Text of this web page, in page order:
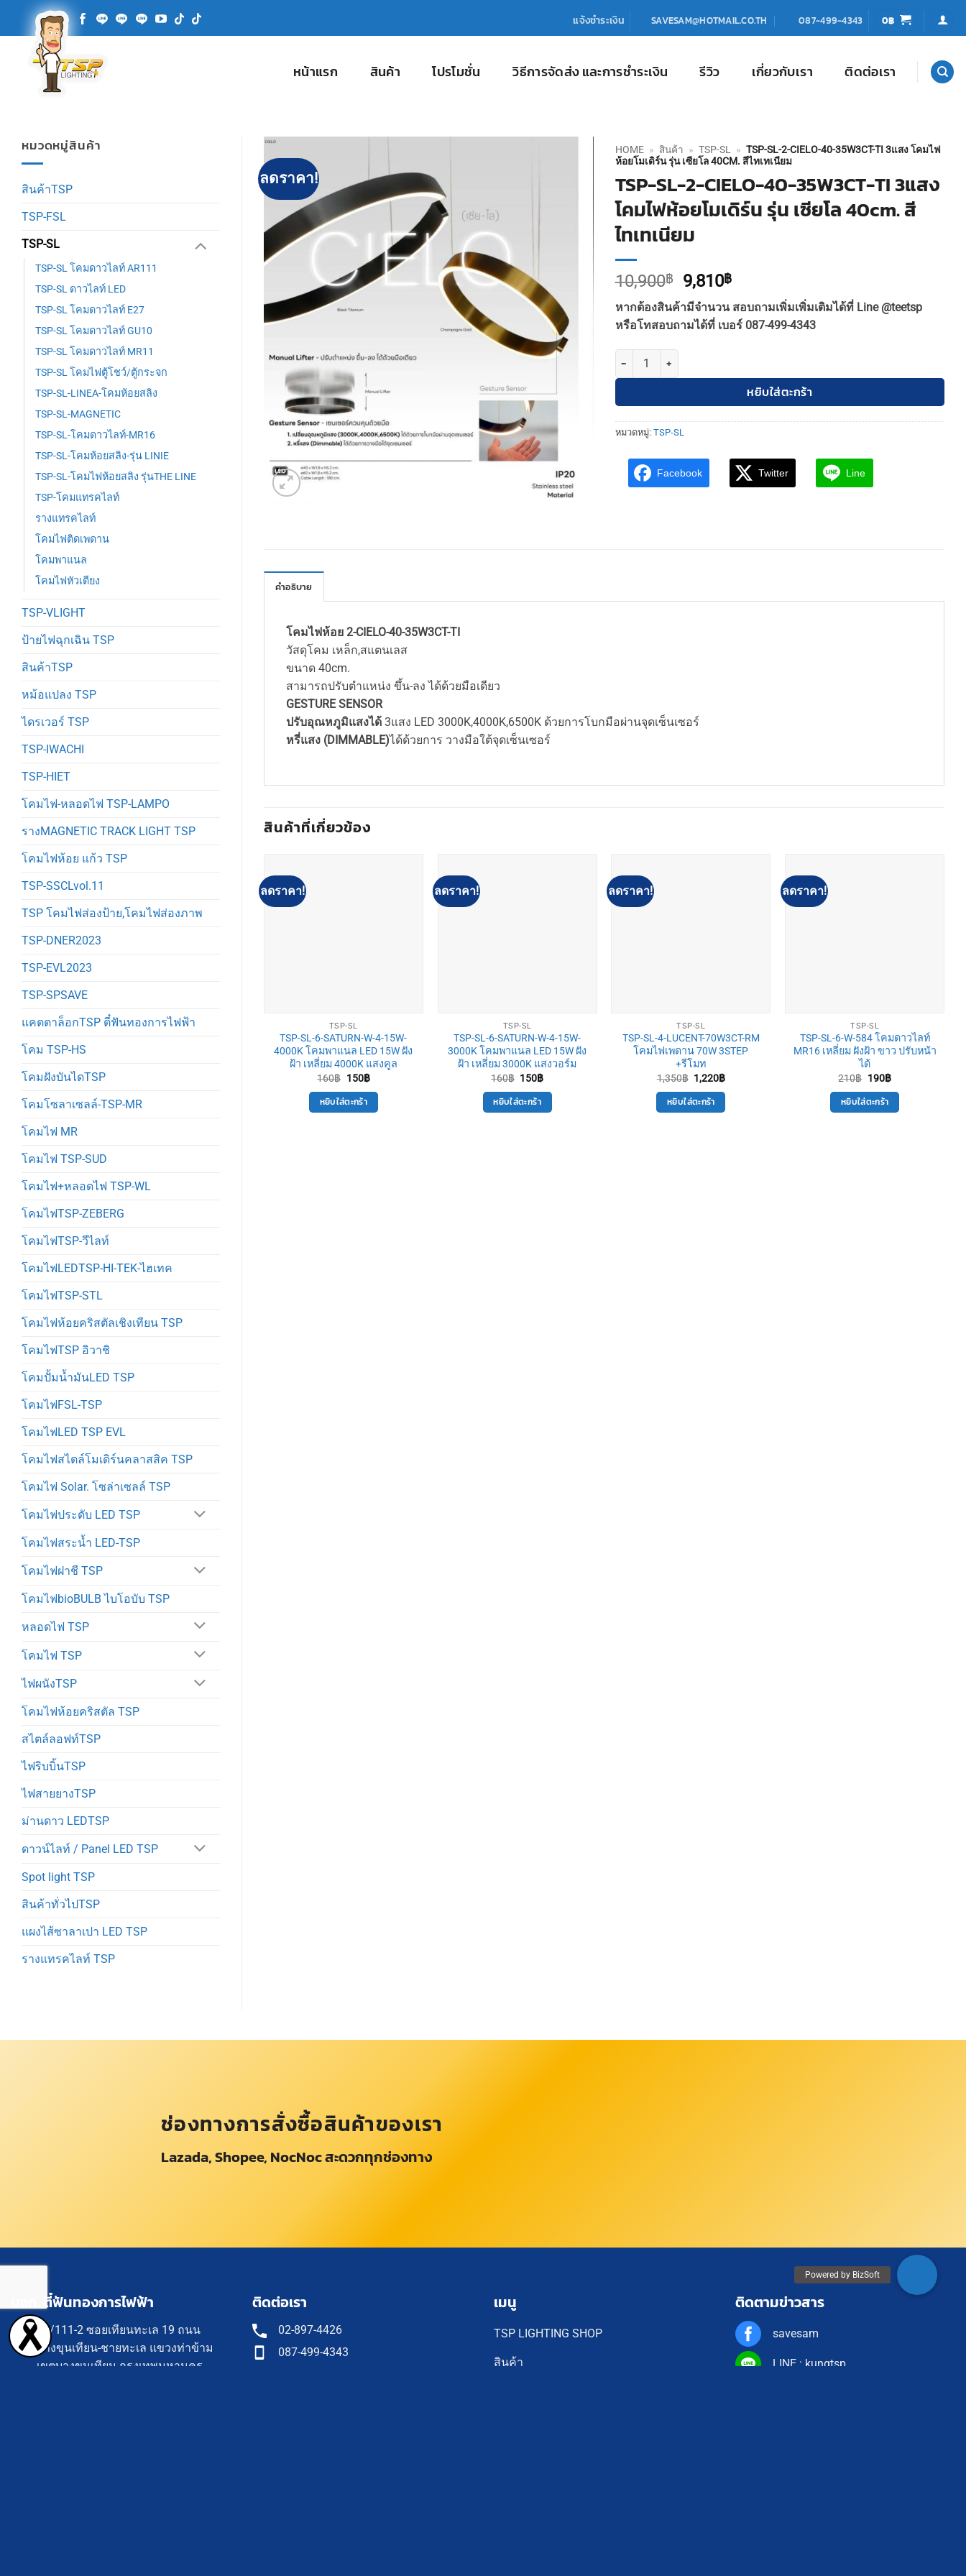
แจ้งชำระเงิน SAVESAM@HOTMAIL.CO.TH 087-499-4343 0฿
หน้าแรก สินค้า โปรโมชั่น วิธีการจัดส่ง และการชำระเงิน รีวิว เกี่ยวกับเรา ติดต่อเรา
หมวดหมู่สินค้า
สินค้าTSP
TSP-FSL
TSP-SL
TSP-SL โคมดาวไลท์ AR111
TSP-SL ดาวไลท์ LED
TSP-SL โคมดาวไลท์ E27
TSP-SL โคมดาวไลท์ GU10
TSP-SL โคมดาวไลท์ MR11
TSP-SL โคมไฟตู้โชว์/ตู้กระจก
TSP-SL-LINEA-โคมห้อยสลิง
TSP-SL-MAGNETIC
TSP-SL-โคมดาวไลท์-MR16
TSP-SL-โคมห้อยสลิง-รุ่น LINIE
TSP-SL-โคมไฟห้อยสลิง รุ่นTHE LINE
TSP-โคมแทรคไลท์
รางแทรคไลท์
โคมไฟติดเพดาน
โคมพาแนล
โคมไฟหัวเตียง
TSP-VLIGHT
ป้ายไฟฉุกเฉิน TSP
สินค้าTSP
หม้อแปลง TSP
ไดรเวอร์ TSP
TSP-IWACHI
TSP-HIET
โคมไฟ-หลอดไฟ TSP-LAMPO
รางMAGNETIC TRACK LIGHT TSP
โคมไฟห้อย แก้ว TSP
TSP-SSCLvol.11
TSP โคมไฟส่องป้าย,โคมไฟส่องภาพ
TSP-DNER2023
TSP-EVL2023
TSP-SPSAVE
แคตตาล็อกTSP ตี๋ฟันทองการไฟฟ้า
โคม TSP-HS
โคมฝังบันไดTSP
โคมโซลาเซลล์-TSP-MR
โคมไฟ MR
โคมไฟ TSP-SUD
โคมไฟ+หลอดไฟ TSP-WL
โคมไฟTSP-ZEBERG
โคมไฟTSP-วีไลท์
โคมไฟLEDTSP-HI-TEK-ไฮเทค
โคมไฟTSP-STL
โคมไฟห้อยคริสตัลเชิงเทียน TSP
โคมไฟTSP อิวาชิ
โคมปั้มน้ำมันLED TSP
โคมไฟFSL-TSP
โคมไฟLED TSP EVL
โคมไฟสไตล์โมเดิร์นคลาสสิค TSP
โคมไฟ Solar. โซล่าเซลล์ TSP
โคมไฟประดับ LED TSP
โคมไฟสระน้ำ LED-TSP
โคมไฟฝาชี TSP
โคมไฟbioBULB ไบโอบับ TSP
หลอดไฟ TSP
โคมไฟ TSP
ไฟผนังTSP
โคมไฟห้อยคริสตัล TSP
สไตล์ลอฟท์TSP
ไฟริบบิ้นTSP
ไฟสายยางTSP
ม่านดาว LEDTSP
ดาวน์ไลท์ / Panel LED TSP
Spot light TSP
สินค้าทั่วไปTSP
แผงไส้ซาลาเปา LED TSP
รางแทรคไลท์ TSP
ลดราคา!
HOME » สินค้า » TSP-SL » TSP-SL-2-CIELO-40-35W3CT-TI 3แสง โคมไฟ
ห้อยโมเดิร์น รุ่น เซียโล 40CM. สีไทเทเนียม
TSP-SL-2-CIELO-40-35W3CT-TI 3แสง
โคมไฟห้อยโมเดิร์น รุ่น เซียโล 40cm. สี
ไทเทเนียม
10,900฿
Original
price
was:
10,900฿.
9,810฿Current
is:
9,810฿.
หากต้องสินค้ามีจำนวน สอบถามเพิ่มเพิ่มเติมได้ที่ Line @teetsp
หรือโทสอบถามได้ที่ เบอร์ 087-499-4343
จำนวน TSP-SL-2-CIELO-40-35W3CT-TI 3แสง โคมไฟห้อยโมเดิร์น รุ่น เซียโล
หยิบใส่ตะกร้า
หมวดหมู่: TSP-SL
Facebook Twitter Line
คำอธิบาย
โคมไฟห้อย 2-CIELO-40-35W3CT-TI
วัสดุโคม เหล็ก,สแตนเลส
ขนาด 40cm.
สามารถปรับตำแหน่ง ขึ้น-ลง ได้ด้วยมือเดียว
GESTURE SENSOR
ปรับอุณหภูมิแสงได้ 3แสง LED 3000K,4000K,6500K ด้วยการโบกมือผ่านจุดเซ็นเซอร์
หรี่แสง (DIMMABLE)ได้ด้วยการ วางมือใต้จุดเซ็นเซอร์
สินค้าที่เกี่ยวข้อง
ลดราคา!
TSP-SL
TSP-SL-6-SATURN-W-4-15W-
4000K โคมพาแนล LED 15W ฝัง
ฝ้า เหลี่ยม 4000K แสงคูล
160฿ Original
was:
160฿.
150฿Current
is:
150฿.
หยิบใส่ตะกร้า
ลดราคา!
TSP-SL
TSP-SL-6-SATURN-W-4-15W-
3000K โคมพาแนล LED 15W ฝัง
ฝ้า เหลี่ยม 3000K แสงวอร์ม
160฿ Original
was:
160฿.
150฿Current
is:
150฿.
หยิบใส่ตะกร้า
ลดราคา!
TSP-SL
TSP-SL-4-LUCENT-70W3CT-RM
โคมไฟเพดาน 70W 3STEP
+รีโมท
1,350฿ Original
was:
1,350฿.
1,220฿Current
is:
1,220฿.
หยิบใส่ตะกร้า
ลดราคา!
TSP-SL
TSP-SL-6-W-584 โคมดาวไลท์
MR16 เหลี่ยม ฝังฝ้า ขาว ปรับหน้า
ได้
210฿ Original
was:
210฿.
190฿Current
is:
190฿.
หยิบใส่ตะกร้า
ช่องทางการสั่งซื้อสินค้าของเรา
Lazada, Shopee, NocNoc สะดวกทุกช่องทาง
บจก. ตี๋ฟันทองการไฟฟ้า
18/111-2 ซอยเทียนทะเล 19 ถนน
บางขุนเทียน-ชายทะเล แขวงท่าข้าม
เขตบางขุนเทียน กรุงเทพมหานคร
ติดต่อเรา
02-897-4426
087-499-4343
เมนู
TSP LIGHTING SHOP
สินค้า
ติดตามข่าวสาร
savesam
LINE : kungtsp